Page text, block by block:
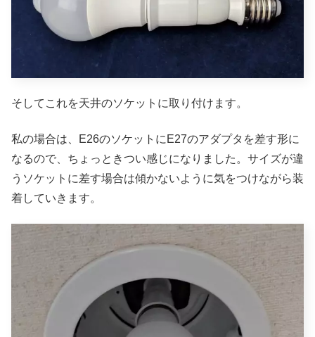
そしてこれを天井のソケットに取り付けます。
私の場合は、E26のソケットにE27のアダプタを差す形に
なるので、ちょっときつい感じになりました。サイズが違
うソケットに差す場合は傾かないように気をつけながら装
着していきます。